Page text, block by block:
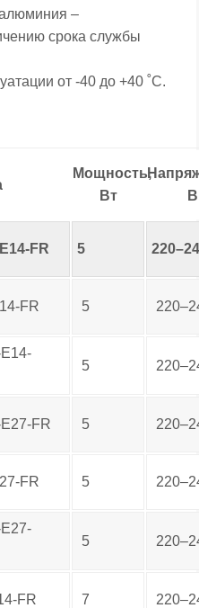
–
срока службы
от -40 до +40 ˚С.
Мощность,
Вт
В
FR 5
FR 5
5
FR 5
FR 5
5
FR 7